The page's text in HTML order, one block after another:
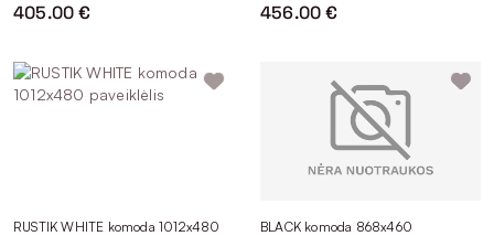
405.00 € 456.00 €
RUSTIK WHITE komoda 1012x480 BLACK komoda 868x460